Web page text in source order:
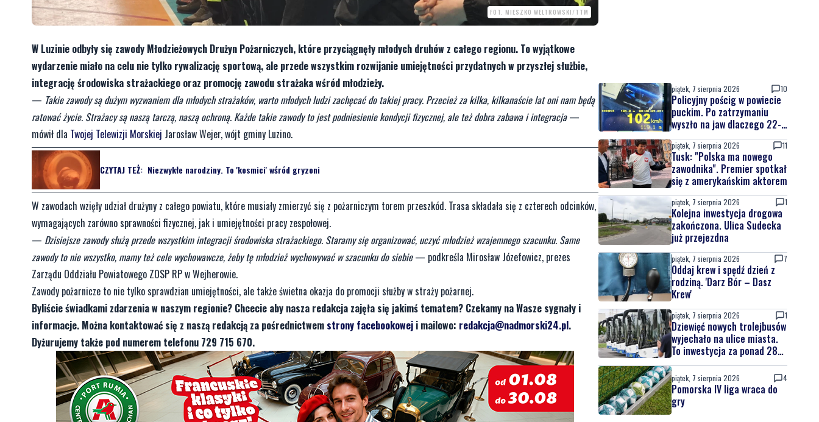
FOT. MIESZKO WELTROWSKI/TTM
W Luzinie odbyły się zawody Młodzieżowych Drużyn Pożarniczych, które przyciągnęły młodych druhów z całego regionu. To wyjątkowe
wydarzenie miało na celu nie tylko rywalizację sportową, ale przede wszystkim rozwijanie umiejętności przydatnych w przyszłej służbie,
integrację środowiska strażackiego oraz promocję zawodu strażaka wśród młodzieży.
— Takie zawody są dużym wyzwaniem dla młodych strażaków, warto młodych ludzi zachęcać do takiej pracy. Przecież za kilka, kilkanaście lat oni nam będą
ratować życie. Strażacy są naszą tarczą, naszą ochroną. Każde takie zawody to jest podniesienie kondycji fizycznej, ale też dobra zabawa i integracja—
mówił dla Twojej Telewizji Morskiej Jarosław Wejer, wójt gminy Luzino.
CZYTAJ TEŻ: Niezwykłe narodziny. To 'kosmici' wśród gryzoni
W zawodach wzięły udział drużyny z całego powiatu, które musiały zmierzyć się z pożarniczym torem przeszkód. Trasa składała się z czterech odcinków,
wymagających zarówno sprawności fizycznej, jak i umiejętności pracy zespołowej.
— Dzisiejsze zawody służą przede wszystkim integracji środowiska strażackiego. Staramy się organizować, uczyć młodzież wzajemnego szacunku. Same
zawody to nie wszystko, mamy też cele wychowawcze, żeby tę młodzież wychowywać w szacunku do siebie— podkreśla Mirosław Józefowicz, prezes
Zarządu Oddziału Powiatowego ZOSP RP w Wejherowie.
Zawody pożarnicze to nie tylko sprawdzian umiejętności, ale także świetna okazja do promocji służby w straży pożarnej.
Byliście świadkami zdarzenia w naszym regionie? Chcecie aby nasza redakcja zajęła się jakimś tematem? Czekamy na Wasze sygnały i
informacje. Można kontaktować się z naszą redakcją za pośrednictwem strony facebookowej i mailowo: redakcja@nadmorski24.pl.
Dyżurujemy także pod numerem telefonu 729 715 670.
piątek, 7 sierpnia 2026 10
Policyjny pościg w powiecie
puckim. Po zatrzymaniu
wyszło na jaw dlaczego 22-
latek uciekał
piątek, 7 sierpnia 2026 11
Tusk: "Polska ma nowego
zawodnika". Premier spotkał
się z amerykańskim aktorem
piątek, 7 sierpnia 2026 1
Kolejna inwestycja drogowa
zakończona. Ulica Sudecka
już przejezdna
piątek, 7 sierpnia 2026 7
Oddaj krew i spędź dzień z
rodziną. 'Darz Bór – Dasz
Krew'
piątek, 7 sierpnia 2026 1
Dziewięć nowych trolejbusów
wyjechało na ulice miasta.
To inwestycja za ponad 28
mln zł
piątek, 7 sierpnia 2026 4
Pomorska IV liga wraca do
gry